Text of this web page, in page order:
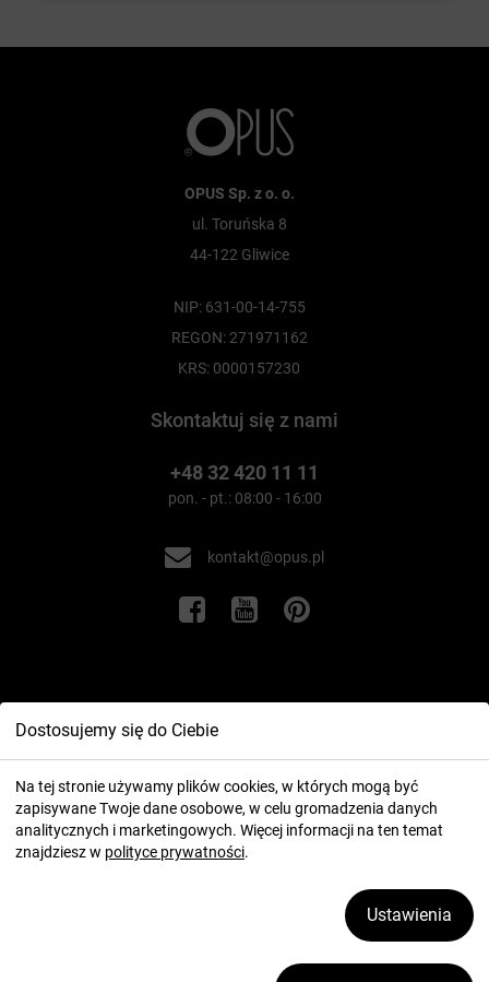
Dostosujemy się do Ciebie
Na tej stronie używamy plików cookies, w których mogą być
zapisywane Twoje dane osobowe, w celu gromadzenia danych
analitycznych i marketingowych. Więcej informacji na ten temat
znajdziesz w polityce prywatności.
Ustawienia
OPUS Sp. z o. o.
ul. Toruńska 8
44-122 Gliwice
NIP: 631-00-14-755
REGON: 271971162
KRS: 0000157230
Skontaktuj się z nami
+48 32 420 11 11
pon. - pt.: 08:00 - 16:00
kontakt@opus.pl
Informacje
Twoje konto